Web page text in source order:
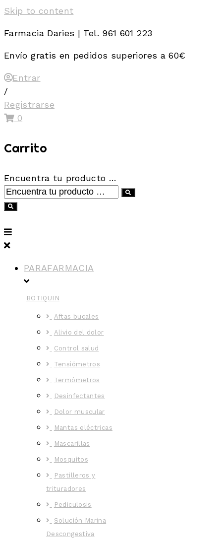
Skip to content
Farmacia Daries | Tel. 961 601 223
Envío gratis en pedidos superiores a 60€
Entrar
/
Registrarse
0
Carrito
Encuentra tu producto …
PARAFARMACIA
BOTIQUIN
Aftas bucales
Alivio del dolor
Control salud
Tensiómetros
Termómetros
Desinfectantes
Dolor muscular
Mantas eléctricas
Mascarillas
Mosquitos
Pastilleros y
trituradores
Pediculosis
Solución Marina
Descongestiva